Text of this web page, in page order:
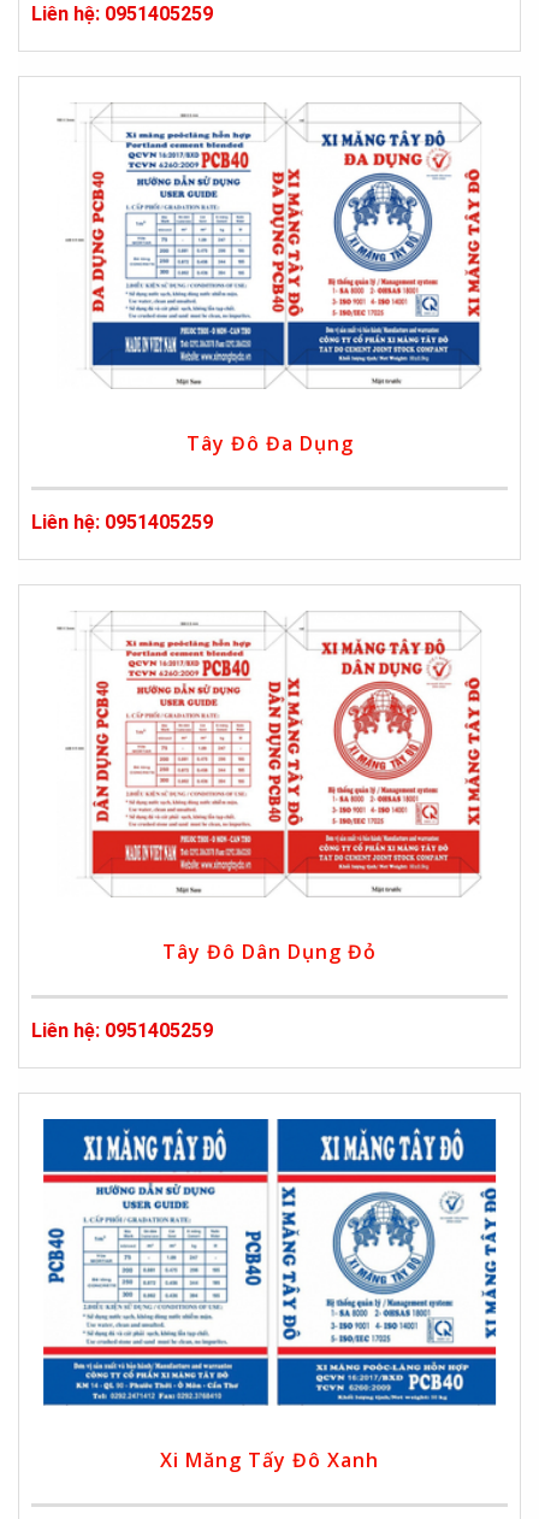
Liên hệ: 0951405259
Tây Đô Đa Dụng
Liên hệ: 0951405259
Tây Đô Dân Dụng Đỏ
Liên hệ: 0951405259
Xi Măng Tấy Đô Xanh